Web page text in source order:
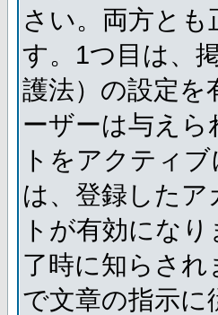
さい。両方と
す。1つ目は、
護法）の設定を
ーザーは与え
トをアクティ
は、登録した
トが有効にな
了時に知らさ
で文章の指示